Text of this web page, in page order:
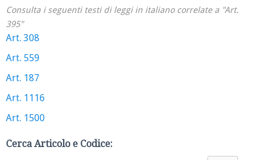
Consulta i seguenti testi di leggi in italiano correlate a "Art.
395"
Art. 308
Art. 559
Art. 187
Art. 1116
Art. 1500
Cerca Articolo e Codice: